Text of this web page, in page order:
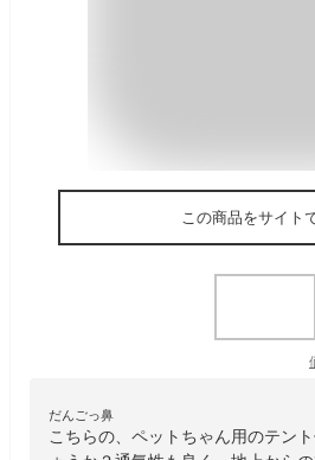
この商品をサイト
だんごっ鼻
こちらの、ペットちゃん用のテン